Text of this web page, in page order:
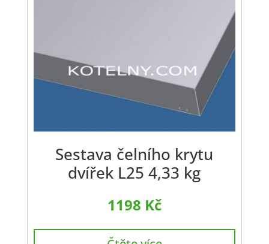
Sestava čelního krytu
dvířek L25 4,33 kg
1198 Kč